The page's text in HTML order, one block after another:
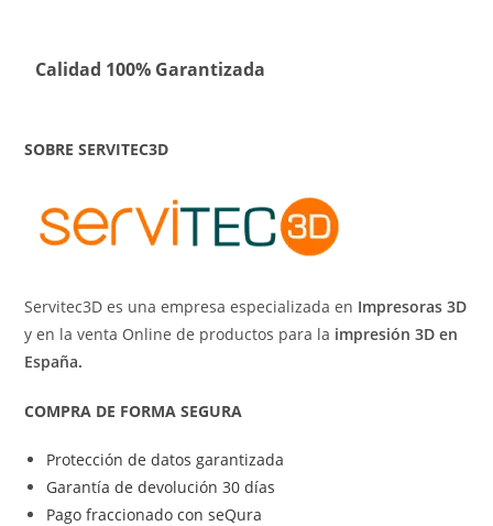
Calidad 100% Garantizada
SOBRE SERVITEC3D
Servitec3D es una empresa especializada en Impresoras 3D
y en la venta Online de productos para la impresión 3D en
España.
COMPRA DE FORMA SEGURA
Protección de datos garantizada
Garantía de devolución 30 días
Pago fraccionado con seQura